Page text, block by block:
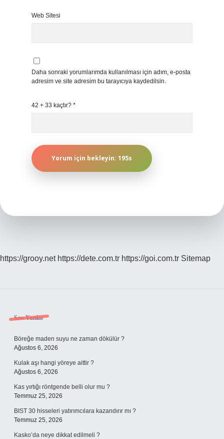
Web Sitesi
Daha sonraki yorumlarımda kullanılması için adım, e-posta
adresim ve site adresim bu tarayıcıya kaydedilsin.
42 + 33 kaçtır? *
https://grooy.net https://dete.com.tr https://goi.com.tr Sitemap
Sidebar
Son Yazılar
Böreğe maden suyu ne zaman dökülür ?
Ağustos 6, 2026
Kulak aşı hangi yöreye aittir ?
Ağustos 6, 2026
Kas yırtığı röntgende belli olur mu ?
Temmuz 25, 2026
BIST 30 hisseleri yatırımcılara kazandırır mı ?
Temmuz 25, 2026
Kasko’da neye dikkat edilmeli ?